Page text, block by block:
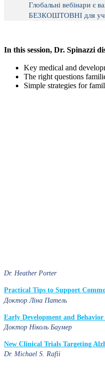
Глобальні вебінари є
БЕЗКОШТОВНІ для
In this session, Dr. Spinazzi
Key medical and
The right questions
Simple strategies for
Dr. Heather Porter
Practical Tips to Support
Доктор Ліна Патель
Early Development and
Доктор Ніколь Баумер
New Clinical Trials Targeting
Dr. Michael S. Rafii